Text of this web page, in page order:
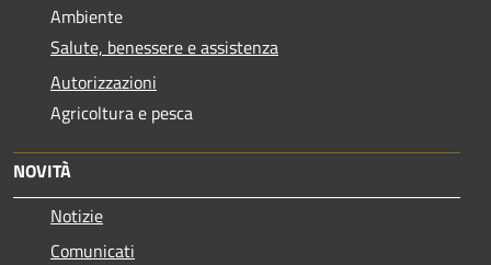
Ambiente
Salute, benessere e assistenza
Autorizzazioni
Agricoltura e pesca
NOVITÀ
Notizie
Comunicati